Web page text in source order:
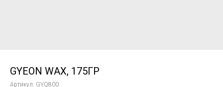
GYEON WAX, 175ГР
Артикул: GYQ800